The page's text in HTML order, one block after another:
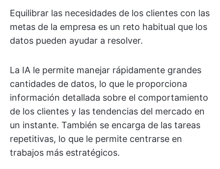
Equilibrar las necesidades de los clientes con las
metas de la empresa es un reto habitual que los
datos pueden ayudar a resolver.
La IA le permite manejar rápidamente grandes
cantidades de datos, lo que le proporciona
información detallada sobre el comportamiento
de los clientes y las tendencias del mercado en
un instante. También se encarga de las tareas
repetitivas, lo que le permite centrarse en
trabajos más estratégicos.